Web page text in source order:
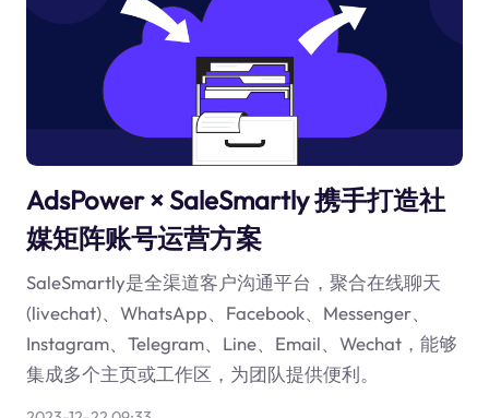
AdsPower × SaleSmartly 携手打造社
媒矩阵账号运营方案
SaleSmartly是全渠道客户沟通平台，聚合在线聊天
(livechat)、WhatsApp、Facebook、Messenger、
Instagram、Telegram、Line、Email、Wechat，能够
集成多个主页或工作区，为团队提供便利。